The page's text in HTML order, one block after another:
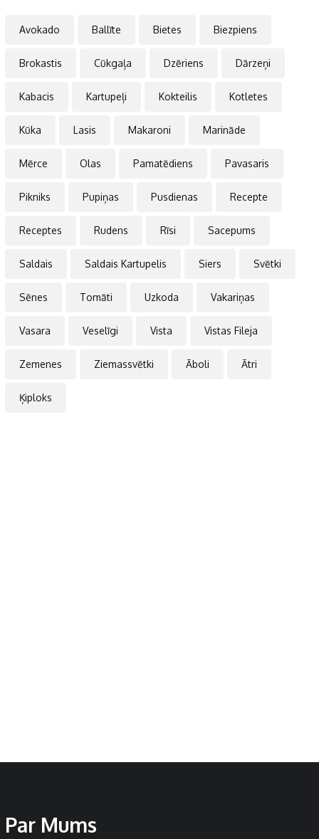
Avokado Ballīte Bietes Biezpiens
Brokastis Cūkgaļa Dzēriens Dārzeņi
Kabacis Kartupeļi Kokteilis Kotletes
Kūka Lasis Makaroni Marināde
Mērce Olas Pamatēdiens Pavasaris
Pikniks Pupiņas Pusdienas Recepte
Receptes Rudens Rīsi Sacepums
Saldais Saldais Kartupelis Siers Svētki
Sēnes Tomāti Uzkoda Vakariņas
Vasara Veselīgi Vista Vistas Fileja
Zemenes Ziemassvētki Āboli Ātri
Ķiploks
Par Mums